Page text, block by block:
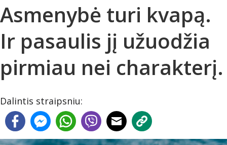
Asmenybė turi kvapą.
Ir pasaulis jį užuodžia
pirmiau nei charakterį.
Dalintis straipsniu: